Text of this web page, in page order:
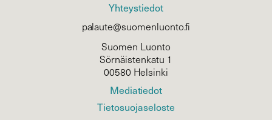
Yhteystiedot
palaute@suomenluonto.fi
Suomen Luonto
Sörnäistenkatu 1
00580 Helsinki
Mediatiedot
Tietosuojaseloste